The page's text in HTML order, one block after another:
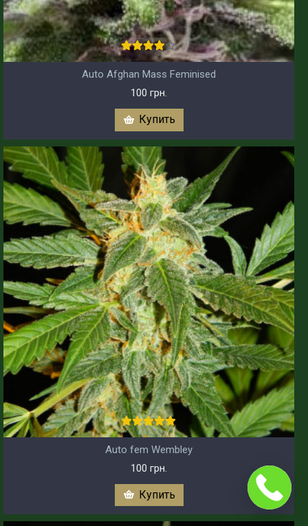
Auto Afghan Mass Feminised
100 грн.
Купить
Auto fem Wembley
100 грн.
Купить